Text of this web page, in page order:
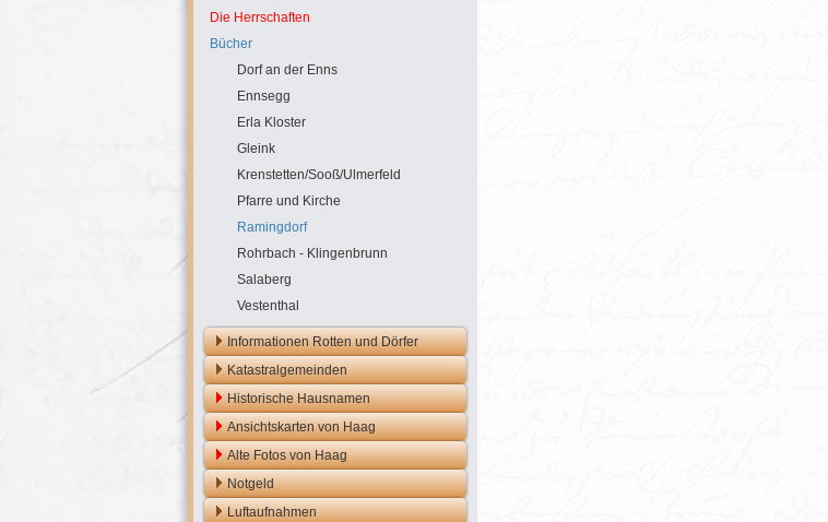
Die Herrschaften
Bücher
Dorf an der Enns
Ennsegg
Erla Kloster
Gleink
Krenstetten/Sooß/Ulmerfeld
Pfarre und Kirche
Ramingdorf
Rohrbach - Klingenbrunn
Salaberg
Vestenthal
Informationen Rotten und Dörfer
Katastralgemeinden
Historische Hausnamen
Ansichtskarten von Haag
Alte Fotos von Haag
Notgeld
Luftaufnahmen